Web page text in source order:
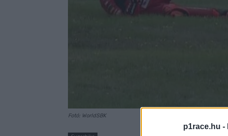
p1race.hu -
Fotó: WorldSBK